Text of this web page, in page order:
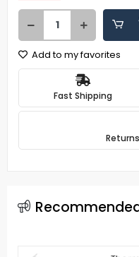
Add to my favorites
Fast Shipping